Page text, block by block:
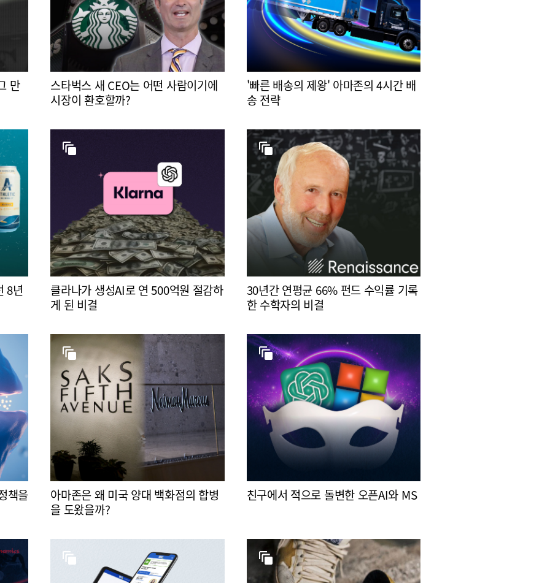
만
스타벅스 새 CEO는 어떤 사람이기에
시장이 환호할까?
'빠른 배송의 제왕' 아마존의 4시간 배
송 전략
8년
클라나가 생성AI로 연 500억원 절감하
게 된 비결
30년간 연평균 66% 펀드 수익률 기록
한 수학자의 비결
책을
아마존은 왜 미국 양대 백화점의 합병
을 도왔을까?
친구에서 적으로 돌변한 오픈AI와 MS